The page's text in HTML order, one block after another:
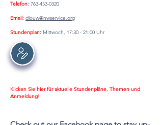
Telefon: 763-453-0320
Email: dlouw@nwservice.org
Stundenplan: Mittwoch, 17:30 - 21:00 Uhr
Klicken Sie hier für aktuelle Stundenpläne, Themen und
Anmeldung!